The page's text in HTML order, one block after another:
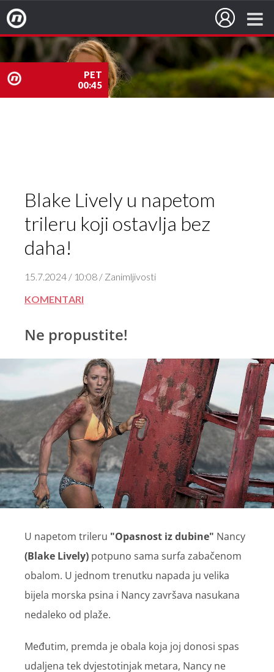
PET
00:45
Nova TV
Blake Lively u napetom
trileru koji ostavlja bez
daha!
15.7.2024 / 10:08 / Zanimljivosti
KOMENTARI
Ne propustite!
U napetom trileru "Opasnost iz dubine" Nancy
(Blake Lively) potpuno sama surfa zabačenom
obalom. U jednom trenutku napada ju velika
bijela morska psina i Nancy završava nasukana
nedaleko od plaže.
Međutim, premda je obala koja joj donosi spas
udaljena tek dvjestotinjak metara, Nancy ne